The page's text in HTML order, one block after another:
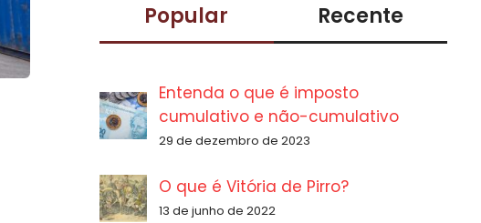
Popular Recente
Entenda o que é imposto
cumulativo e não-cumulativo
29 de dezembro de 2023
O que é Vitória de Pirro?
13 de junho de 2022